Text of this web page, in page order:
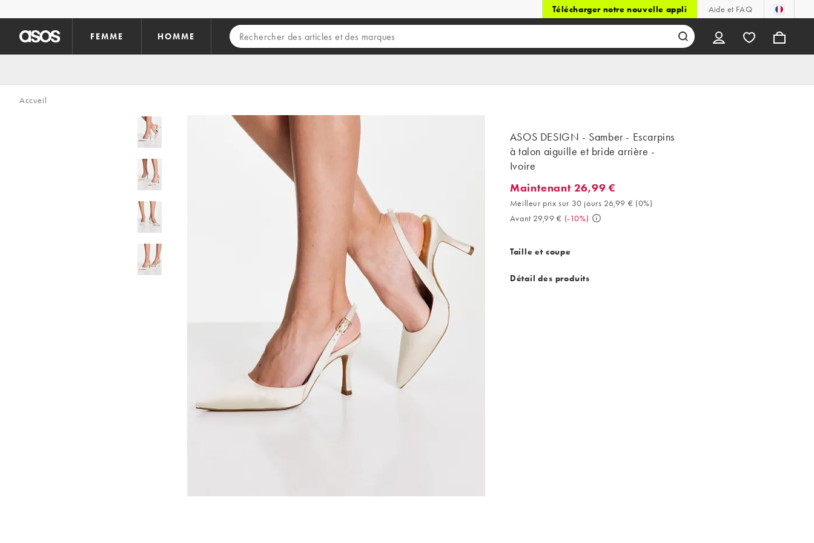
Télécharger notre nouvelle appli Aide et FAQ
FEMME HOMME
Accueil
ASOS DESIGN - Samber - Escarpins
à talon aiguille et bride arrière -
Ivoire
Maintenant 26,99 €. Meilleur prix sur 30 jours 26,99 € (0%). Avant 29,99
Maintenant 26,99 €
Meilleur prix sur 30 jours 26,99 € (0%)
Avant 29,99 € (-10%)
Taille et coupe
Détail des produits